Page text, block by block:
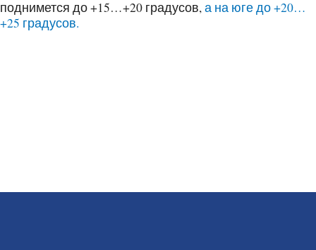
поднимется до +15…+20 градусов,а на юге до +20…
+25 градусов.